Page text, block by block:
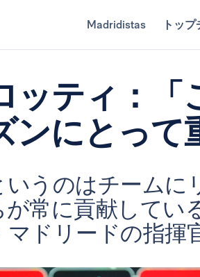
Madridistas トッ
ッティ：「
ンにとって
いうのはチーム
が常に貢献してい
マドリードの指揮